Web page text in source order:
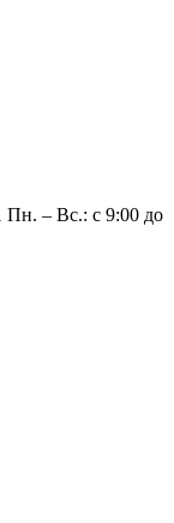
Пн. – Вс.: с 9:00 до